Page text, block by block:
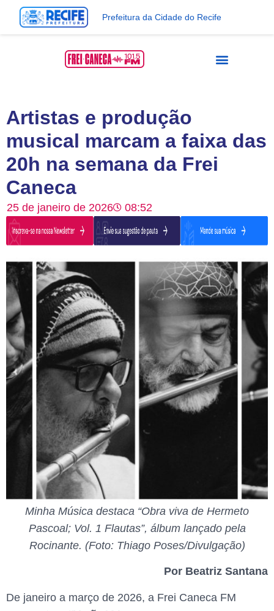
Prefeitura da Cidade do Recife
Artistas e produção
musical marcam a faixa das
20h na semana da Frei
Caneca
25 de janeiro de 2026 08:52
Minha Música destaca “Obra viva de Hermeto
Pascoal; Vol. 1 Flautas”, álbum lançado pela
Rocinante. (Foto: Thiago Poses/Divulgação)
Por Beatriz Santana
De janeiro a março de 2026, a Frei Caneca FM